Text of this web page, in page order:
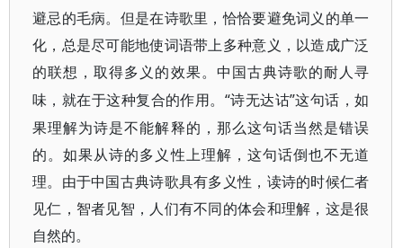
避忌的毛病。但是在诗歌里，恰恰要避免词义的单一
化，总是尽可能地使词语带上多种意义，以造成广泛
的联想，取得多义的效果。中国古典诗歌的耐人寻
味，就在于这种复合的作用。 “诗无达诂”这句话，如
果理解为诗是不能解释的，那么这句话当然是错误
的。如果从诗的多义性上理解，这句话倒也不无道
理。由于中国古典诗歌具有多义性，读诗的时候仁者
见仁，智者见智，人们有不同的体会和理解，这是很
自然的。